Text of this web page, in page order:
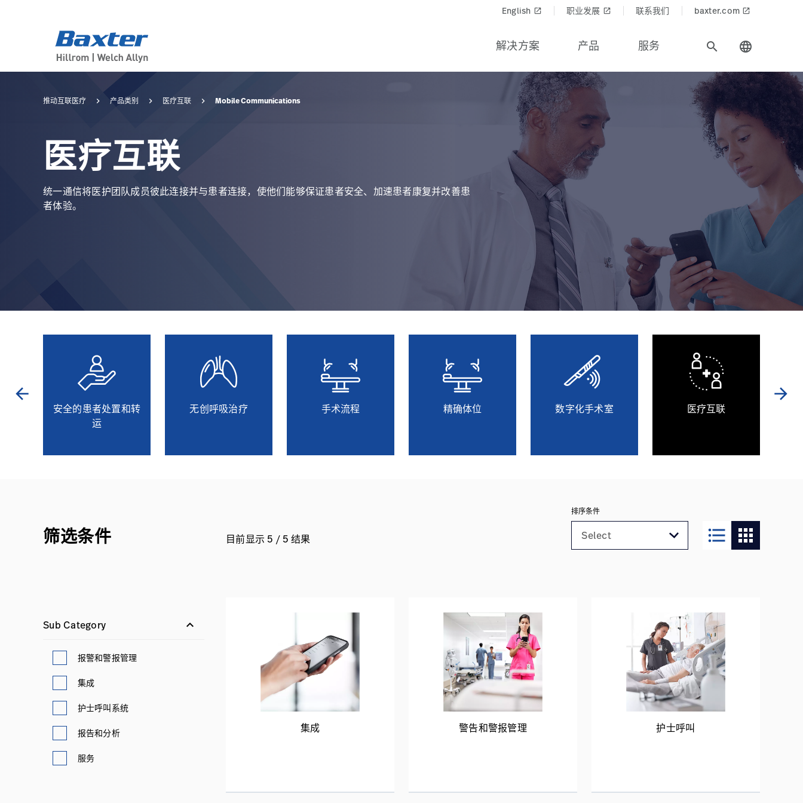
English launch 职业发展 launch 联系我们 baxter.com launch
解决方案 产品 服务 search language
推动互联医疗 产品类别 医疗互联 Mobile Communications
医疗互联
统一通信将医护团队成员彼此连接并与患者连接，使他们能够保证患者安全、加速患者康复并改善患
者体验。
arrow_back
安全的患者处置和转
运
无创呼吸治疗 手术流程 精确体位 数字化手术室 医疗互联
arrow_forward
筛选条件
Sub Category keyboard_arrow_down
报警和警报管理
集成
护士呼叫系统
报告和分析
服务
目前显示 5 / 5 结果
排序条件
format_list_bulleted apps
集成 警告和警报管理 护士呼叫